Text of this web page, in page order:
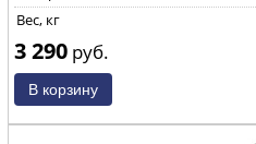
Вес, кг
3 290 руб.